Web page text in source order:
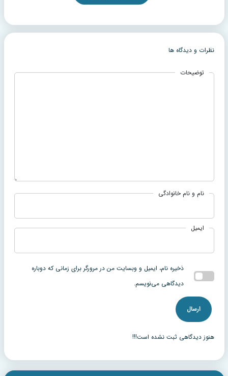
نظرات و دیدگاه ها
توضیحات
نام و نام خانوادگی
ایمیل
ذخیره نام، ایمیل و وبسایت من در مرورگر برای زمانی که دوباره
دیدگاهی می‌نویسم.
هنوز دیدگاهی ثبت نشده است!!!